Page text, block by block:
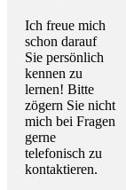
Ich freue mich
schon darauf
Sie persönlich
kennen zu
lernen! Bitte
zögern Sie nicht
mich bei Fragen
gerne
telefonisch zu
kontaktieren.